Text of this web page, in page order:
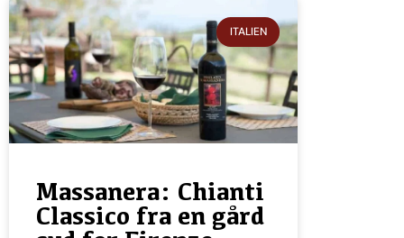
ITALIEN
Massanera: Chianti
Classico fra en gård